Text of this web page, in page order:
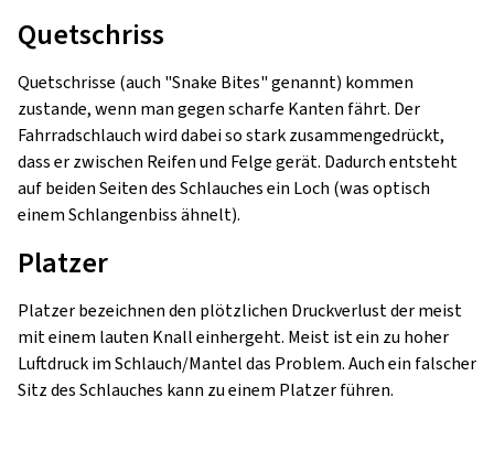
Quetschriss
Quetschrisse (auch "Snake Bites" genannt) kommen
zustande, wenn man gegen scharfe Kanten fährt. Der
Fahrradschlauch wird dabei so stark zusammengedrückt,
dass er zwischen Reifen und Felge gerät. Dadurch entsteht
auf beiden Seiten des Schlauches ein Loch (was optisch
einem Schlangenbiss ähnelt).
Platzer
Platzer bezeichnen den plötzlichen Druckverlust der meist
mit einem lauten Knall einhergeht. Meist ist ein zu hoher
Luftdruck im Schlauch/Mantel das Problem. Auch ein falscher
Sitz des Schlauches kann zu einem Platzer führen.